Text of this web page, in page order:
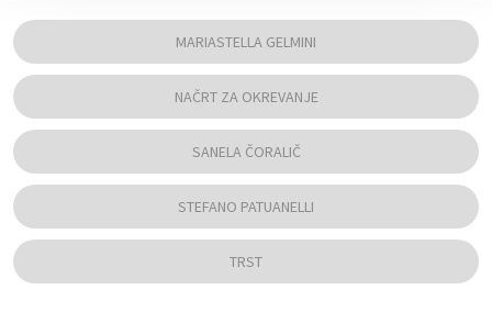
MARIASTELLA GELMINI
NAČRT ZA OKREVANJE
SANELA ČORALIČ
STEFANO PATUANELLI
TRST